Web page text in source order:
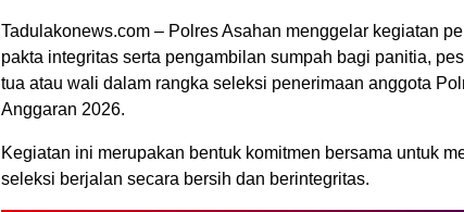
Tadulakonews.com – Polres Asahan menggelar kegiatan
pakta integritas serta pengambilan sumpah bagi panitia,
tua atau wali dalam rangka seleksi penerimaan anggota
Anggaran 2026.
Kegiatan ini merupakan bentuk komitmen bersama untuk
seleksi berjalan secara bersih dan berintegritas.